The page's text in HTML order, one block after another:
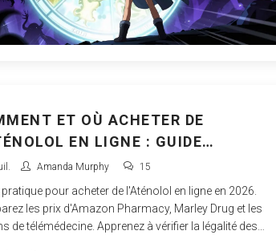
ET OÙ ACHETER DE
EN LIGNE : GUIDE
POUR 2026
Amanda Murphy 15
pratique pour acheter de l'Aténolol en ligne en 2026.
les prix d'Amazon Pharmacy, Marley Drug et les
de télémédecine. Apprenez à vérifier la légalité des